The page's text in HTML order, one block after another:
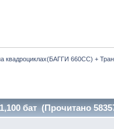
квадроциклах(БАГГИ 660CC) +
бат (Прочитано